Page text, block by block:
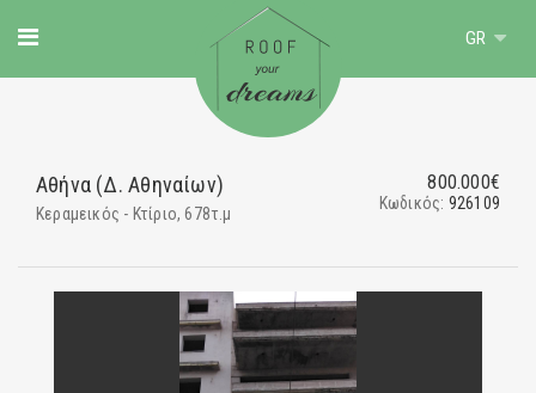
GR
Αθήνα (Δ. Αθηναίων)
Κεραμεικός - Κτίριο, 678τ.μ
800.000€
Κωδικός: 926109